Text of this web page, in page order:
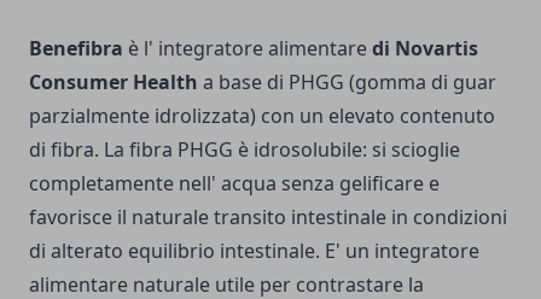
Benefibra è l' integratore alimentaredi Novartis
Consumer Health a base di PHGG (gomma di guar
parzialmente idrolizzata) con un elevato contenuto
di fibra. La fibra PHGG è idrosolubile: si scioglie
completamente nell' acqua senza gelificare e
favorisce il naturale transito intestinale in condizioni
di alterato equilibrio intestinale. E' un integratore
alimentare naturale utile per contrastare la